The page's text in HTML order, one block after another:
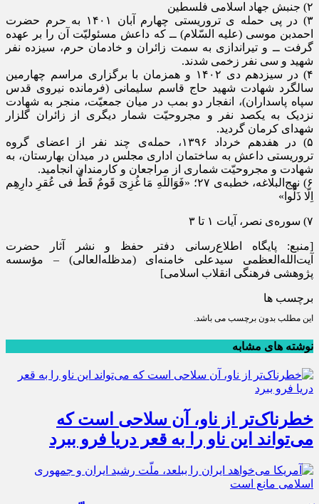
(۲ جنبش جهاد اسلامی فلسطین
(۳
در پی حمله ی تروریستی چهارم آبان ۱۴۰۱ به حرم حضرت
احمدبن موسی (علیه السّلام) ــ که داعش مسئولیّت آن را بر عهده
گرفت ــ و تیراندازی به سمت زائران و خادمان حرم، سیزده نفر
شهید و سی نفر زخمی شدند.
(۴
در سیزدهم دی ۱۴۰۲ و همزمان با برگزاری مراسم چهارمین
سالگرد شهادت شهید حاج قاسم سلیمانی (فرمانده نیروی قدس
سپاه پاسداران)، انفجار دو بمب در میان جمعیّت، منجر به شهادت
نزدیک به یکصد نفر و مجروحیّت شمار دیگری از زائران گلزار
شهدای کرمان گردید.
(۵
در هفدهم خرداد ۱۳۹۶، حمله‌ی چند نفر از اعضای گروه
تروریستی داعش به ساختمان اداری مجلس در میدان بهارستان، به
شهادت و مجروحیّت شماری از مراجعان و کارمندان انجامید.
(۶
نهج‌البلاغه، خطبه‌ی ۲۷؛ «فَوَاللَهِ مَا غُزِیَ قَومٌ قَطُّ فی عُقرِ دارِهِم
اِلّا ذَلّوا»
(۷ سوره‌ی نصر، آیات ۱ تا ۳
[منبع: پايگاه اطلاع‌رسانی دفتر حفظ و نشر آثار حضرت
آيت‌الله‌العظمی سيدعلی خامنه‌ای (مد‌ظله‌العالی) – مؤسسه
پژوهشی فرهنگی انقلاب اسلامی]
برچسب ها
این مطلب بدون برچسب می باشد.
نوشته های مشابه
خطرناک‌تر از ناو، آن سلاحی است که
می‌تواند این ناو را به قعر دریا فرو ببرد